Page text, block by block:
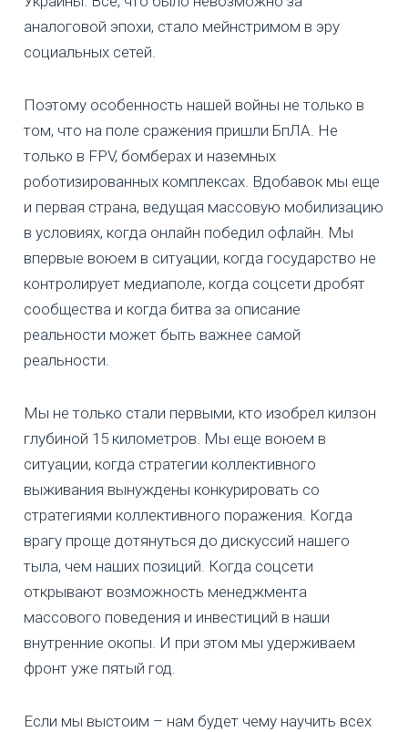
аналоговой эпохи, стало мейнстримом в эру
социальных сетей.
Поэтому особенность нашей войны не только в
том, что на поле сражения пришли БпЛА. Не
только в FPV, бомберах и наземных
роботизированных комплексах. Вдобавок мы еще
и первая страна, ведущая массовую мобилизацию
в условиях, когда онлайн победил офлайн. Мы
впервые воюем в ситуации, когда государство не
контролирует медиаполе, когда соцсети дробят
сообщества и когда битва за описание
реальности может быть важнее самой
реальности.
Мы не только стали первыми, кто изобрел килзон
глубиной 15 километров. Мы еще воюем в
ситуации, когда стратегии коллективного
выживания вынуждены конкурировать со
стратегиями коллективного поражения. Когда
врагу проще дотянуться до дискуссий нашего
тыла, чем наших позиций. Когда соцсети
открывают возможность менеджмента
массового поведения и инвестиций в наши
внутренние окопы. И при этом мы удерживаем
фронт уже пятый год.
Если мы выстоим – нам будет чему научить всех